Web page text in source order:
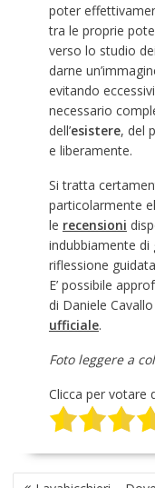
poter
tra le proprie
verso lo studio
darne
evitando
necessario
dell’esistere, del
e liberamente.
Si tratta
particolarmente
le recensioni
indubbiamente di
riflessione
E’ possibile
di Daniele
ufficiale.
Foto leggere a
Clicca per votare
NAVIGAZIONE